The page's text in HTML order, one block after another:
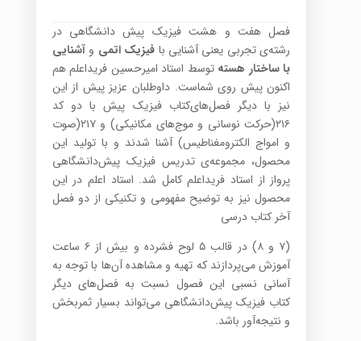
فصل هفت و هشت فیزیک پیش دانشگاهی در
رشته‌ی تجربی یعنی آشنایی با فیزیک اتمی وآشنایی
با ساختار هسته توسط استاد امیرحسین فریداعلم هم
اکنون پیش روی شماست. داوطلبان عزیز پیش از این
نیز با دیگر فصل‌های‌کتاب فیزیک پیش با دو کد
۲۱۶(حرکت نوسانی و موج‌های مکانیکی) و ۲۱۷(صوت
و امواج الکترومغناطیس) آشنا شدند و با تولید این
محصول، مجموعه‌ی تدریس فیزیک پیش‌دانشگاهی
پرواز از استاد فریداعلم کامل شد. استاد اعلم در این
محصول نیز به توضیح مفهومی و تکنیکی از دو فصل
آخر کتاب درسی
(۷ و ۸) در قالب ۵ لوح فشرده و بیش از ۶ ساعت
آموزش می‌پردازند که تهیه و مشاهده آن‌ها با توجه به
آسانی نسبی این فصول نسبت به فصل‌های دیگر
کتاب فیزیک پیش‌دانشگاهی می‌تواند بسیار ثمربخش
و نتیجه‌‌آور باشد.